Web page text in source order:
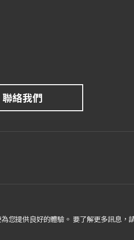
您提供良好的體驗。 要了解更多訊息，
聯絡我們